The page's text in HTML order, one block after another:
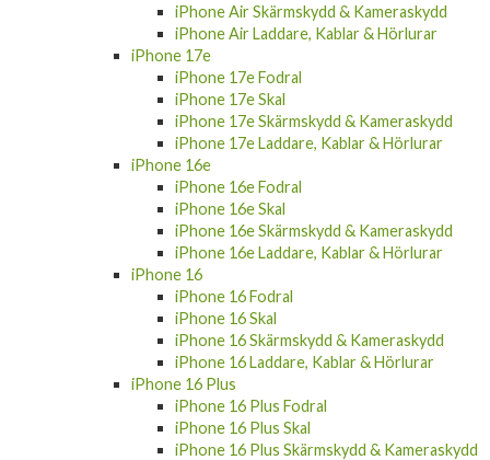
iPhone Air Skärmskydd & Kameraskydd
iPhone Air Laddare, Kablar & Hörlurar
iPhone 17e
iPhone 17e Fodral
iPhone 17e Skal
iPhone 17e Skärmskydd & Kameraskydd
iPhone 17e Laddare, Kablar & Hörlurar
iPhone 16e
iPhone 16e Fodral
iPhone 16e Skal
iPhone 16e Skärmskydd & Kameraskydd
iPhone 16e Laddare, Kablar & Hörlurar
iPhone 16
iPhone 16 Fodral
iPhone 16 Skal
iPhone 16 Skärmskydd & Kameraskydd
iPhone 16 Laddare, Kablar & Hörlurar
iPhone 16 Plus
iPhone 16 Plus Fodral
iPhone 16 Plus Skal
iPhone 16 Plus Skärmskydd & Kameraskydd